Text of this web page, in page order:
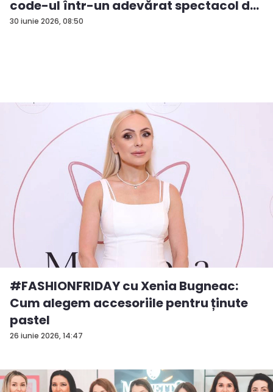
30 iunie 2026, 08:50
code-ul într-un adevărat spectacol de
stil - VIDEO
26 iunie 2026, 14:47
#FASHIONFRIDAY cu Xenia Bugneac:
Cum alegem accesoriile pentru ținute
pastel